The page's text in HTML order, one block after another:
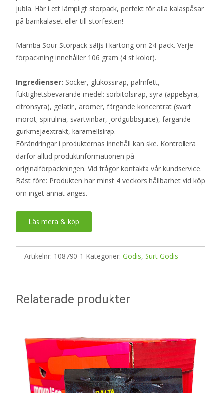
jubla. Här i ett lämpligt storpack, perfekt för alla kalaspåsar
på barnkalaset eller till storfesten!
Mamba Sour Storpack säljs i kartong om 24-pack. Varje
förpackning innehåller 106 gram (4 st kolor).
Ingredienser: Socker, glukossirap, palmfett,
fuktighetsbevarande medel: sorbitolsirap, syra (äppelsyra,
citronsyra), gelatin, aromer, färgande koncentrat (svart
morot, spirulina, svartvinbär, jordgubbsjuice), färgande
gurkmejaextrakt, karamellsirap.
Förändringar i produkternas innehåll kan ske. Kontrollera
därför alltid produktinformationen på
originalförpackningen. Vid frågor kontakta vår kundservice.
Bäst före: Produkten har minst 4 veckors hållbarhet vid köp
om inget annat anges.
Läs mera & köp
Artikelnr: 108790-1 Kategorier: Godis, Surt Godis
Relaterade produkter